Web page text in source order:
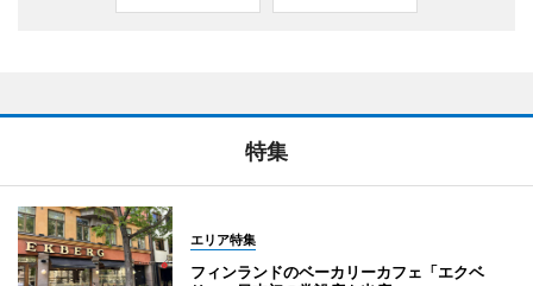
特集
エリア特集
フィンランドのベーカリーカフェ「エクベ